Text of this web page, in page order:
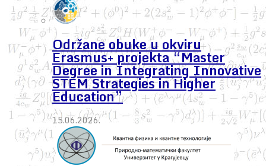
Održane obuke u okviru
Erasmus+ projekta “Master
Degree in Integrating Innovative
STEM Strategies in Higher
Education”
15.06.2026.